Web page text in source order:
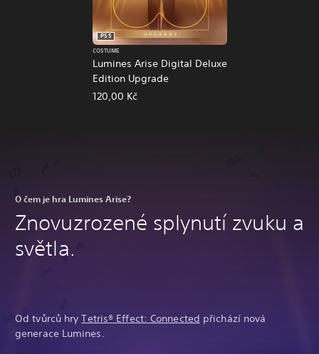
Lumines Arise Digital Deluxe
Edition Upgrade
PS5
COSTUME
120,00 Kč
O čem je hra Lumines Arise?
Znovuzrozené splynutí zvuku a
světla.
Od tvůrců hryTetris® Effect: Connected přichází nová
generace Lumines.